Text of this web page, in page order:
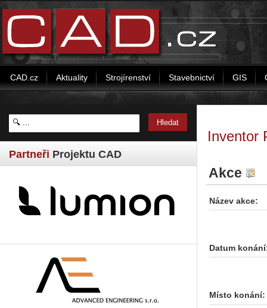
CAD.cz Aktuality Strojírenství Stavebnictví GIS
Partneři Projektu CAD
Inventor
Akce
Název akce:
Datum
Místo konání: